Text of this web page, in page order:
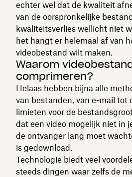
echter wel dat de kwaliteit
van de oorspronkelijke
kwaliteitsverlies wellicht niet
het hangt er helemaal af van
videobestand wilt maken.
Waarom
comprimeren?
Helaas hebben bijna alle
van bestanden, van e-mail tot
limieten voor de
dat een video mogelijk niet in
de ontvanger lang moet
is gedownload.
Technologie biedt veel
steeds dingen waar zelfs de